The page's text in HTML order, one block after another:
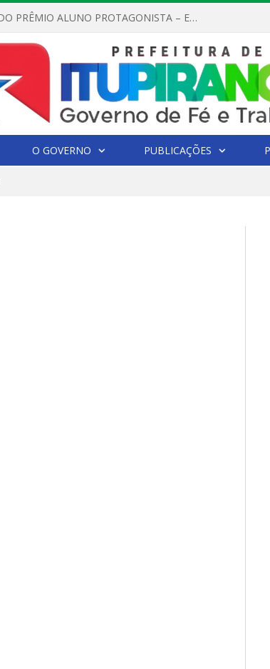
REGULAMENTO OFICIAL DO PRÊMIO ALUNO PROTAGONISTA – EDIÇÃO 2026
O GOVERNO PUBLICAÇÕES